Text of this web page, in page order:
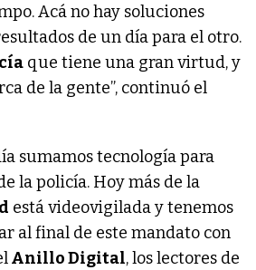
Acá no hay soluciones
de un día para el otro.
que tiene una gran virtud, y
de la gente”, continuó el
sumamos tecnología para
la policía. Hoy más de la
está videovigilada y tenemos
al final de este mandato con
Anillo Digital, los lectores de